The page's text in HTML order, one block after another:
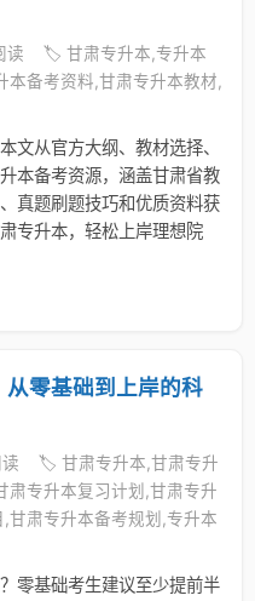
读
🏷️ 甘肃专升本,专升本
本备考资料,甘肃专升本教材,
文从官方大纲、教材选择、
本备考资源，涵盖甘肃省教
真题刷题技巧和优质资料获
专升本，轻松上岸理想院
零基础到上岸的科
🏷️ 甘肃专升本,甘肃专升
肃专升本复习计划,甘肃专升
甘肃专升本备考规划,专升本
零基础考生建议至少提前半